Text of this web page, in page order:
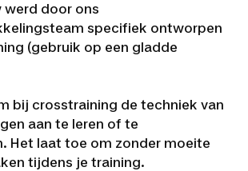
door ons
specifiek ontworpen
(gebruik op een gladde
bij crosstraining de techniek van
aan te leren of te
Het laat toe om zonder moeite
tijdens je training.